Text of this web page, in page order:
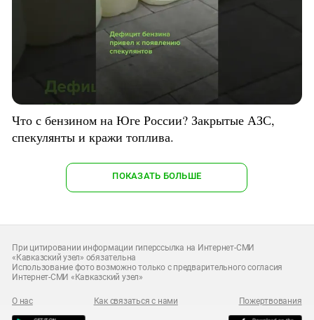
Что с бензином на Юге России? Закрытые АЗС,
спекулянты и кражи топлива.
ПОКАЗАТЬ БОЛЬШЕ
При цитировании информации гиперссылка на Интернет-СМИ
«Кавказский узел» обязательна
Использование фото возможно только с предварительного согласия
Интернет-СМИ «Кавказский узел»
О нас Как связаться с нами Пожертвования